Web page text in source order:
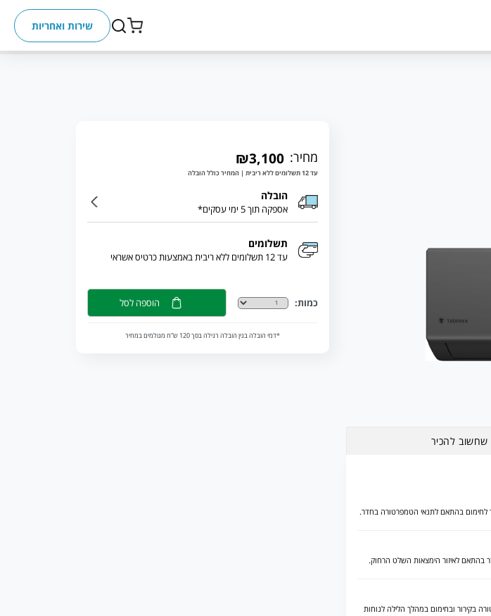
שירות ואחריות
שחשוב להכיר
לחימום בהתאם לתנאי הטמפרטורה בחדר.
לאיזור הימצאות השלט הרחוק.
בקירור ובחימום במהלך הלילה לנוחות
מחיר: ₪3,100
עד 12 תשלומים ללא ריבית | המחיר כולל הובלה
הובלה
אספקה תוך 5 ימי עסקים*
תשלומים
עד 12 תשלומים ללא ריבית באמצעות כרטיס אשראי
כמות: הוספה לסל
*דמי הובלה בגין הובלה רגילה בסך 120 ש”ח מגולמים במחיר